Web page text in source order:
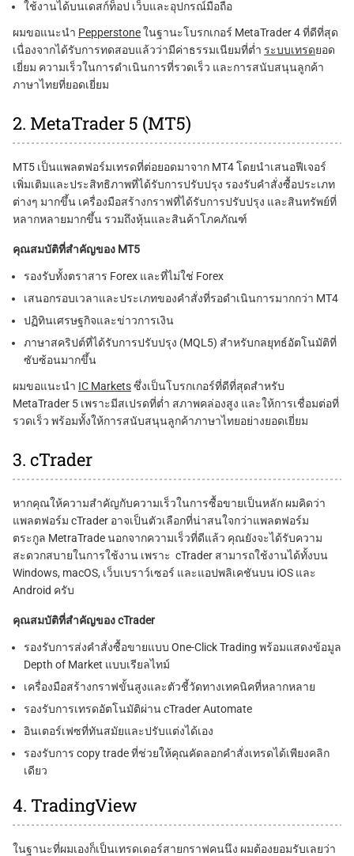
ใช้งานได้บนเดสก์ท็อป เว็บและอุปกรณ์มือถือ
ผมขอแนะนำ Pepperstoneในฐานะโบรกเกอร์ MetaTrader 4 ที่ดีที่สุด
เนื่องจากได้รับการทดสอบแล้วว่ามีค่าธรรมเนียมที่ต่ำ ระบบเทรดยอด
เยี่ยม ความเร็วในการดำเนินการที่รวดเร็ว และการสนับสนุนลูกค้า
ภาษาไทยที่ยอดเยี่ยม
2. MetaTrader 5 (MT5)
MT5 เป็นแพลตฟอร์มเทรดที่ต่อยอดมาจาก MT4 โดยนำเสนอฟีเจอร์
เพิ่มเติมและประสิทธิภาพที่ได้รับการปรับปรุง รองรับคำสั่งซื้อประเภท
ต่างๆ มากขึ้น เครื่องมือสร้างกราฟที่ได้รับการปรับปรุง และสินทรัพย์ที่
หลากหลายมากขึ้น รวมถึงหุ้นและสินค้าโภคภัณฑ์
คุณสมบัติที่สำคัญของ MT5
รองรับทั้งตราสาร Forex และที่ไม่ใช่ Forex
เสนอกรอบเวลาและประเภทของคำสั่งที่รอดำเนินการมากกว่า MT4
ปฏิทินเศรษฐกิจและข่าวการเงิน
ภาษาสคริปต์ที่ได้รับการปรับปรุง (MQL5) สำหรับกลยุทธ์อัตโนมัติที่
ซับซ้อนมากขึ้น
ผมขอแนะนำ IC Marketsซึ่งเป็นโบรกเกอร์ที่ดีที่สุดสำหรับ
MetaTrader 5 เพราะมีสเปรดที่ต่ำ สภาพคล่องสูง และให้การเชื่อมต่อที่
รวดเร็ว พร้อมทั้งให้การสนับสนุนลูกค้าภาษาไทยอย่างยอดเยี่ยม
3. cTrader
หากคุณให้ความสำคัญกับความเร็วในการซื้อขายเป็นหลัก ผมคิดว่า
แพลตฟอร์ม cTrader อาจเป็นตัวเลือกที่น่าสนใจกว่าแพลตฟอร์ม
ตระกูล MetraTrade นอกจากความเร็วที่ดีแล้ว คุณยังจะได้รับความ
สะดวกสบายในการใช้งาน เพราะ cTrader สามารถใช้งานได้ทั้งบน
Windows, macOS, เว็บเบราว์เซอร์ และแอปพลิเคชันบน iOS และ
Android ครับ
คุณสมบัติที่สำคัญของ cTrader
รองรับการส่งคำสั่งซื้อขายแบบ One-Click Trading พร้อมแสดงข้อมูล
Depth of Market แบบเรียลไทม์
เครื่องมือสร้างกราฟขั้นสูงและตัวชี้วัดทางเทคนิคที่หลากหลาย
รองรับการเทรดอัตโนมัติผ่าน cTrader Automate
อินเตอร์เฟซที่ทันสมัยและปรับแต่งได้เอง
รองรับการ copy tradeที่ช่วยให้คุณคัดลอกคำสั่งเทรดได้เพียงคลิก
เดียว
4. TradingView
ในฐานะที่ผมเองก็เป็นเทรดเดอร์สายกราฟคนนึง ผมต้องยอมรับเลยว่า